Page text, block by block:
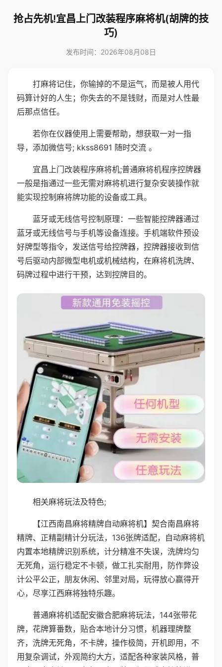
抢占先机!宜昌上门改装程序麻将机(胡牌的技
巧)
发布时间：2026年08月08日
打麻将记住，你输掉的不是运气，而是被人用代
码算计好的人生；你失去的不是钱财，而是对人性最
后那点信任。
若你在仪器使用上需要帮助，想获取一对一指
导，添加微信号; kkss8691 随时交流 。
宜昌上门改装程序麻将机;普通麻将机程序控牌器
一般是指通过一些无需对麻将机进行复杂安装操作就
能实现控制麻将牌功能的设备或工具。
蓝牙或无线信号控制原理：一些智能控牌器通过
蓝牙或无线信号与手机等设备连接。手机端软件预设
好牌型等指令，发送信号给控牌器，控牌器接收到信
号后驱动内部微型电机或机械结构，在麻将机洗牌、
码牌过程中进行干预，达到控牌目的。
相关麻将玩法及特色;
【江西南昌麻将精牌自动麻将机】契合南昌麻将
精牌、正精副精计分玩法，136张牌适配，自动麻将机
内置本地精牌识别系统，计分精准不失误，洗牌均匀
无死角，运行稳定不卡顿，做工扎实耐用，防作弊设
计公平公正，朋友休闲、邻里对局，玩得放心赢得开
心，尽享江西麻将独特乐趣。
普通麻将机适配安徽合肥麻将玩法，144张带花
牌，花牌算番数，贴合本地计分习惯，机器理牌整
齐，洗牌无死角，不卡牌，操作极简，开机即用，不
用复杂调试，外观简约大方，适配各种家装风格，普